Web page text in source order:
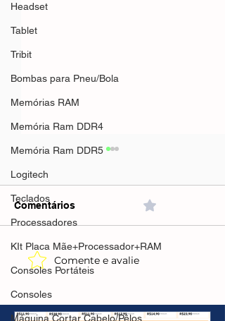
Headset
Tablet
Tribit
Bombas para Pneu/Bola
Memórias RAM
Memória Ram DDR4
Memória Ram DDR5
Logitech
Teclados
Processadores
KIt Placa Mãe+Processador+RAM
Consoles Portáteis
Consoles
Máquina Cortar Cabelo/Pêlos
Mifa A90 Speaker 60w
Preto(AliExpress)Preto-
R$263,09🇧🇷Produto no
Brasil
Comentários
Comente e avalie